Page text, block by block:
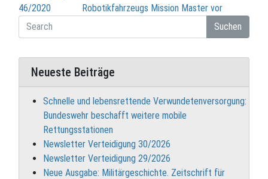
46/2020
Robotikfahrzeugs Mission Master vor
Suchen
Neueste Beiträge
Schnelle und lebensrettende Verwundetenversorgung:
Bundeswehr beschafft weitere mobile
Rettungsstationen
Newsletter Verteidigung 30/2026
Newsletter Verteidigung 29/2026
Neue Ausgabe: Militärgeschichte. Zeitschrift für